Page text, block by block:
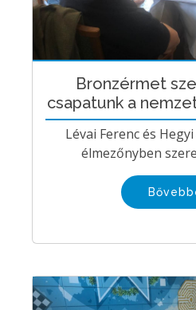
Bronzérmet
csapatunk a
Lévai Ferenc és
élmezőnyben